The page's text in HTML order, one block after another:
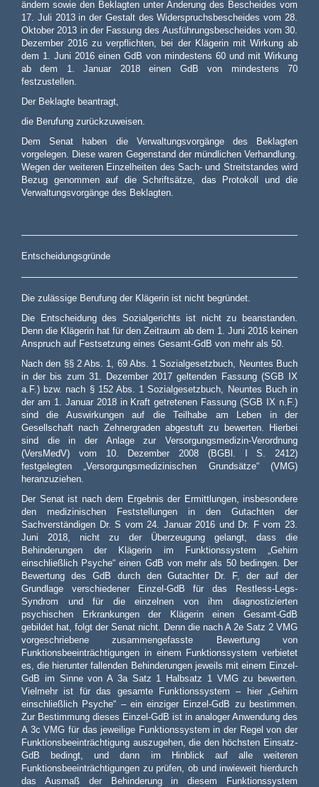
ändern sowie den Beklagten unter Änderung des Bescheides vom
17. Juli 2013 in der Gestalt des Widerspruchsbescheides vom 28.
Oktober 2013 in der Fassung des Ausführungsbescheides vom 30.
Dezember 2016 zu verpflichten, bei der Klägerin mit Wirkung ab
dem 1. Juni 2016 einen GdB von mindestens 60 und mit Wirkung
ab dem 1. Januar 2018 einen GdB von mindestens 70
festzustellen.
Der Beklagte beantragt,
die Berufung zurückzuweisen.
Dem Senat haben die Verwaltungsvorgänge des Beklagten
vorgelegen. Diese waren Gegenstand der mündlichen Verhandlung.
Wegen der weiteren Einzelheiten des Sach- und Streitstandes wird
Bezug genommen auf die Schriftsätze, das Protokoll und die
Verwaltungsvorgänge des Beklagten.
Entscheidungsgründe
Die zulässige Berufung der Klägerin ist nicht begründet.
Die Entscheidung des Sozialgerichts ist nicht zu beanstanden.
Denn die Klägerin hat für den Zeitraum ab dem 1. Juni 2016 keinen
Anspruch auf Festsetzung eines Gesamt-GdB von mehr als 50.
Nach den §§ 2 Abs. 1, 69 Abs. 1 Sozialgesetzbuch, Neuntes Buch
in der bis zum 31. Dezember 2017 geltenden Fassung (SGB IX
a.F.) bzw. nach § 152 Abs. 1 Sozialgesetzbuch, Neuntes Buch in
der am 1. Januar 2018 in Kraft getretenen Fassung (SGB IX n.F.)
sind die Auswirkungen auf die Teilhabe am Leben in der
Gesellschaft nach Zehnergraden abgestuft zu bewerten. Hierbei
sind die in der Anlage zur Versorgungsmedizin-Verordnung
(VersMedV) vom 10. Dezember 2008 (BGBl. I S. 2412)
festgelegten „Versorgungsmedizinischen Grundsätze“ (VMG)
heranzuziehen.
Der Senat ist nach dem Ergebnis der Ermittlungen, insbesondere
den medizinischen Feststellungen in den Gutachten der
Sachverständigen Dr. S vom 24. Januar 2016 und Dr. F vom 23.
Juni 2018, nicht zu der Überzeugung gelangt, dass die
Behinderungen der Klägerin im Funktionssystem „Gehirn
einschließlich Psyche“ einen GdB von mehr als 50 bedingen. Der
Bewertung des GdB durch den Gutachter Dr. F, der auf der
Grundlage verschiedener Einzel-GdB für das Restless-Legs-
Syndrom und für die einzelnen von ihm diagnostizierten
psychischen Erkrankungen der Klägerin einen Gesamt-GdB
gebildet hat, folgt der Senat nicht. Denn die nach A 2e Satz 2 VMG
vorgeschriebene zusammengefasste Bewertung von
Funktionsbeeinträchtigungen in einem Funktionssystem verbietet
es, die hierunter fallenden Behinderungen jeweils mit einem Einzel-
GdB im Sinne von A 3a Satz 1 Halbsatz 1 VMG zu bewerten.
Vielmehr ist für das gesamte Funktionssystem – hier „Gehirn
einschließlich Psyche“ – ein einziger Einzel-GdB zu bestimmen.
Zur Bestimmung dieses Einzel-GdB ist in analoger Anwendung des
A 3c VMG für das jeweilige Funktionssystem in der Regel von der
Funktionsbeeinträchtigung auszugehen, die den höchsten Einsatz-
GdB bedingt, und dann im Hinblick auf alle weiteren
Funktionsbeeinträchtigungen zu prüfen, ob und inwieweit hierdurch
das Ausmaß der Behinderung in diesem Funktionssystem